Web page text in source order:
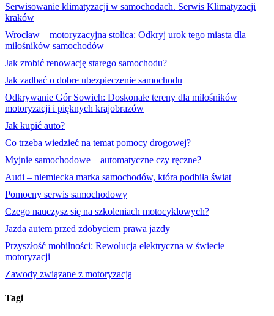
Serwisowanie klimatyzacji w samochodach. Serwis Klimatyzacji
kraków
Wrocław – motoryzacyjna stolica: Odkryj urok tego miasta dla
miłośników samochodów
Jak zrobić renowację starego samochodu?
Jak zadbać o dobre ubezpieczenie samochodu
Odkrywanie Gór Sowich: Doskonałe tereny dla miłośników
motoryzacji i pięknych krajobrazów
Jak kupić auto?
Co trzeba wiedzieć na temat pomocy drogowej?
Myjnie samochodowe – automatyczne czy ręczne?
Audi – niemiecka marka samochodów, która podbiła świat
Pomocny serwis samochodowy
Czego nauczysz się na szkoleniach motocyklowych?
Jazda autem przed zdobyciem prawa jazdy
Przyszłość mobilności: Rewolucja elektryczna w świecie
motoryzacji
Zawody związane z motoryzacją
Tagi